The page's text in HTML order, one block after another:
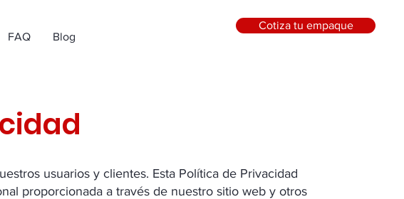
FAQ Blog
Cotiza tu empaque
usuarios y clientes. Esta Política de Privacidad
proporcionada a través de nuestro sitio web y otros